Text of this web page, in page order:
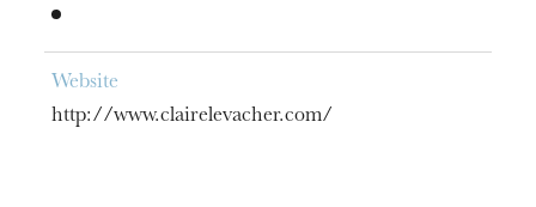
Website
http://www.clairelevacher.com/